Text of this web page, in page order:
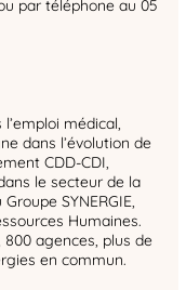
par téléphone au 05
médical,
dans l’évolution de
CDD-CDI,
le secteur de la
SYNERGIE,
Humaines.
agences, plus de
en commun.